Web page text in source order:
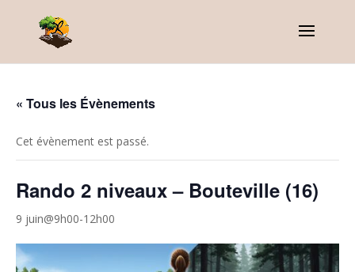
« Tous les Évènements
Cet évènement est passé.
Rando 2 niveaux – Bouteville (16)
9 juin@9h00-12h00